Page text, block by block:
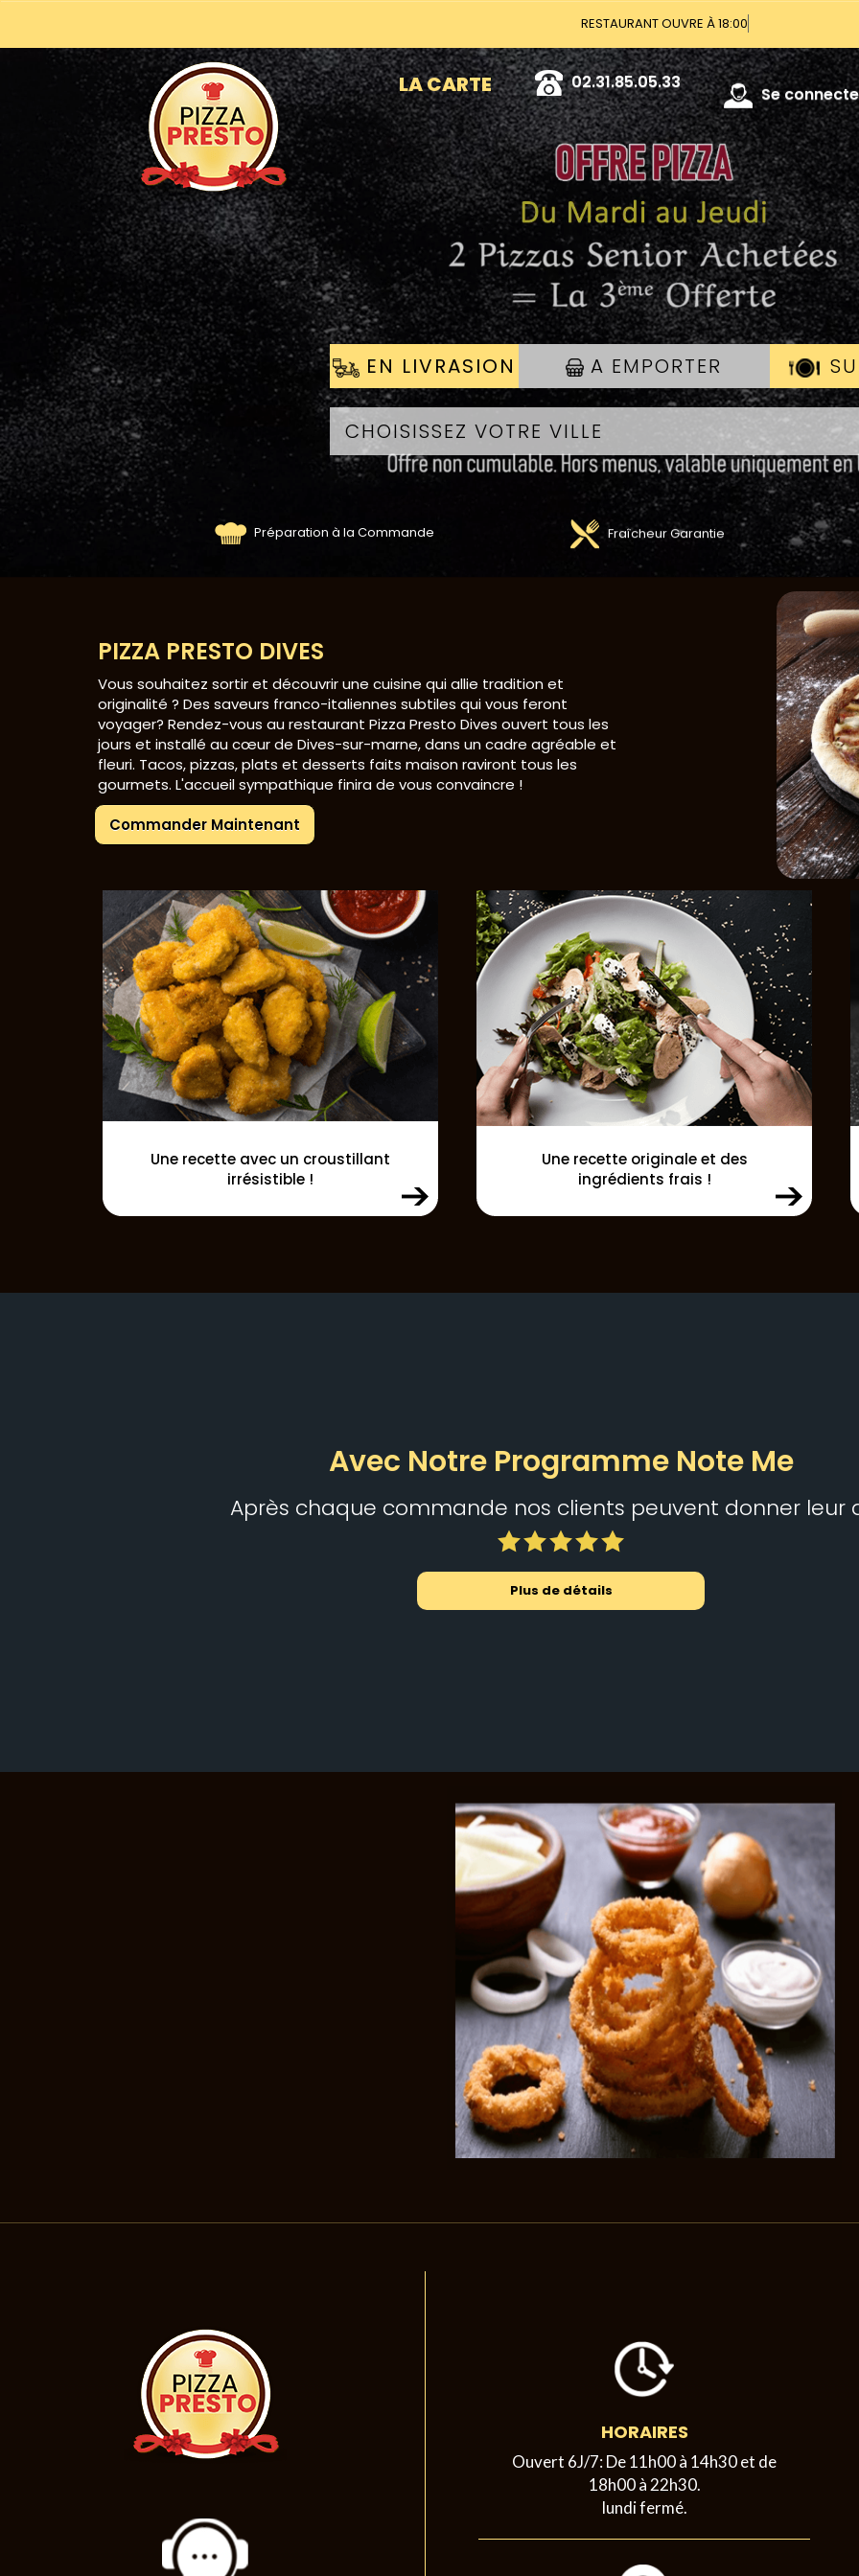
RESTAURANT OU
LA CARTE 02.31.85.05.33 Se
EN LIVRASION A EMPORTER
Préparation à la Commande Fraîcheur Garantie
PIZZA PRESTO DIVES
Vous souhaitez sortir et découvrir une cuisine qui allie tradition et
originalité ? Des saveurs franco-italiennes subtiles qui vous feront
voyager? Rendez-vous au restaurant Pizza Presto Dives ouvert tous les
jours et installé au cœur de Dives-sur-marne, dans un cadre agréable et
fleuri. Tacos, pizzas, plats et desserts faits maison raviront tous les
gourmets. L'accueil sympathique finira de vous convaincre !
Commander Maintenant
Une recette avec un croustillant
irrésistible !
Une recette originale et des
ingrédients frais !
Avec Notre Programme Note Me
Après chaque commande nos clients peuvent donner leur
Plus de détails
HORAIRES
Ouvert 6J/7: De 11h00 à 14h30 et de
18h00 à 22h30.
lundi fermé.